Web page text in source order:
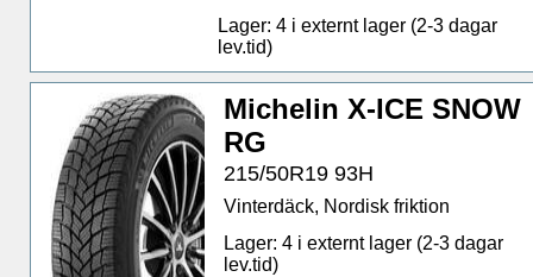
Lager: 4 i externt lager (2-3 dagar
lev.tid)
Michelin X-ICE SNOW
RG
215/50R19 93H
Vinterdäck, Nordisk friktion
Lager: 4 i externt lager (2-3 dagar
lev.tid)